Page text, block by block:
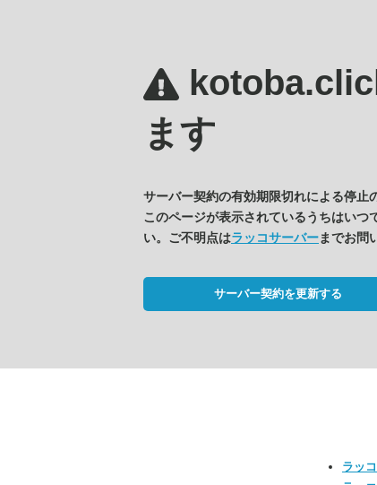
ます
サーバー契約の有効期限切れによる停止
このページが表示されているうちはいつ
い。ご不明点はラッコサーバーまでお問
サーバー契約を更新する
ラッ